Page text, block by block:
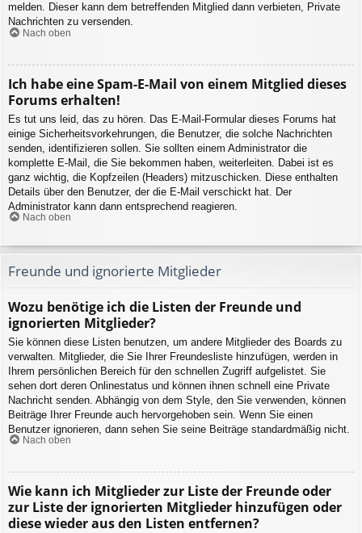
melden. Dieser kann dem betreffenden Mitglied dann verbieten, Private
Nachrichten zu versenden.
Nach oben
Ich habe eine Spam-E-Mail von einem Mitglied dieses
Forums erhalten!
Es tut uns leid, das zu hören. Das E-Mail-Formular dieses Forums hat
einige Sicherheitsvorkehrungen, die Benutzer, die solche Nachrichten
senden, identifizieren sollen. Sie sollten einem Administrator die
komplette E-Mail, die Sie bekommen haben, weiterleiten. Dabei ist es
ganz wichtig, die Kopfzeilen (Headers) mitzuschicken. Diese enthalten
Details über den Benutzer, der die E-Mail verschickt hat. Der
Administrator kann dann entsprechend reagieren.
Nach oben
Freunde und ignorierte Mitglieder
Wozu benötige ich die Listen der Freunde und
ignorierten Mitglieder?
Sie können diese Listen benutzen, um andere Mitglieder des Boards zu
verwalten. Mitglieder, die Sie Ihrer Freundesliste hinzufügen, werden in
Ihrem persönlichen Bereich für den schnellen Zugriff aufgelistet. Sie
sehen dort deren Onlinestatus und können ihnen schnell eine Private
Nachricht senden. Abhängig von dem Style, den Sie verwenden, können
Beiträge Ihrer Freunde auch hervorgehoben sein. Wenn Sie einen
Benutzer ignorieren, dann sehen Sie seine Beiträge standardmäßig nicht.
Nach oben
Wie kann ich Mitglieder zur Liste der Freunde oder
zur Liste der ignorierten Mitglieder hinzufügen oder
diese wieder aus den Listen entfernen?